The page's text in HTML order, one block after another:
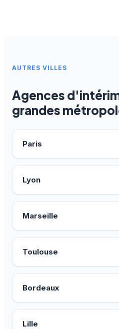
AUTRES VILLES
Agences
grandes
Paris
Lyon
Marseille
Toulouse
Bordeaux
Lille